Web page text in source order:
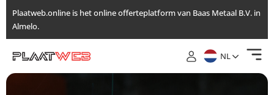
Ga
naar
de
Plaatweb.online is het online offerteplatform van Baas Metaal B.V. in
Almelo.
NL